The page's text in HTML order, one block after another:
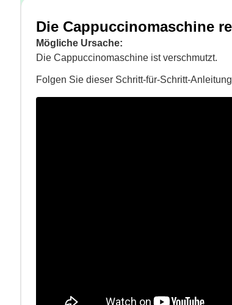
Die Cappuccinomaschine
Mögliche Ursache:
Die Cappuccinomaschine ist verschmutzt.
Folgen Sie dieser Schritt-für-Schritt-